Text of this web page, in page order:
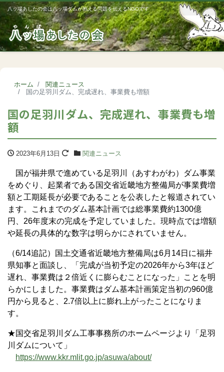
八ッ場あしたの会は八ッ場ダムが抱える問題を伝えるNGOです
ホーム
関連ニュース
国の足羽川ダム、完成遅れ、事業費も増額
国の足羽川ダム、完成遅れ、事業費も増
額
2023年6月13日 関連ニュース
国が福井県で進めている足羽川（あすわがわ）ダム事業
をめぐり、起業者である国交省近畿地方整備局が事業費増
額と工期延長が必要であることを公表したと報道されてい
ます。これまでのダム基本計画では総事業費約1300億
円、26年度末の完成を予定していました。現時点では増額
や延長の具体的な数字は明らかにされていません。
（6/14追記）国土交通省近畿地方整備局は6月14日に福井
県知事と面談し、「完成が当初予定の2026年から3年ほど
遅れ、事業費は２倍近くに膨らむことになった」ことを明
らかにしました。事業費はダム基本計画策定当初の960億
円から見ると、2.7倍以上に膨れ上がったことになりま
す。
★国交省足羽川ダム工事事務所のホームページより「足羽
川ダムについて」
https://www.kkr.mlit.go.jp/asuwa/about/